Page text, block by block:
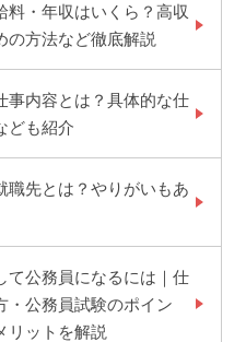
料・年収はいくら？高収
の方法など徹底解説
事内容とは？具体的な仕
ども紹介
職先とは？やりがいもあ
て公務員になるには｜仕
・公務員試験のポイン
リットを解説